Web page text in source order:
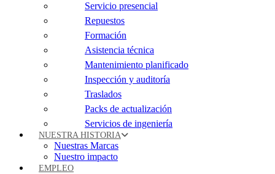
Servicio presencial
Repuestos
Formación
Asistencia técnica
Mantenimiento planificado
Inspección y auditoría
Traslados
Packs de actualización
Servicios de ingeniería
NUESTRA HISTORIA
Nuestras Marcas
Nuestro impacto
EMPLEO